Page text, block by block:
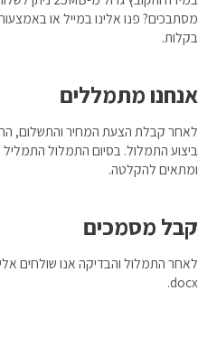
מסתבכים? פנו אלינו במייל או
בקלות.
אנחנו מתמללים
לאחר קבלת הצעת המחיר והתשלום,
ביצוע התמלול. בסיום התמלול
ומתאים להקלטה.
קבל מסמכים
לאחר התמלול והבדיקה אנו שולחים
docx.